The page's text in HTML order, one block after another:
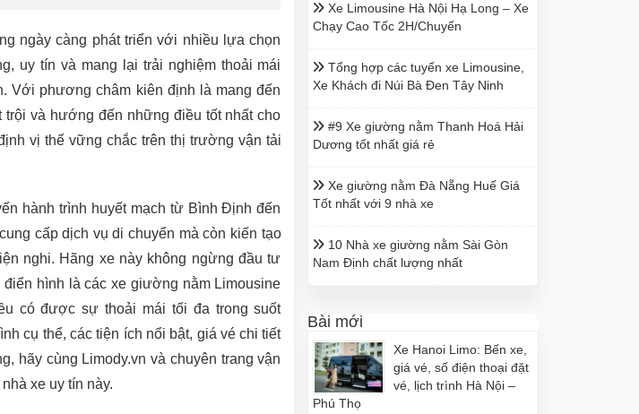
ngày càng phát triển với nhiều lựa chọn
uy tín và mang lại trải nghiệm thoải mái
Với phương châm kiên định là mang đến
và hướng đến những điều tốt nhất cho
vị thế vững chắc trên thị trường vận tải
hành trình huyết mạch từ Bình Định đến
cấp dịch vụ di chuyển mà còn kiến tạo
nghi. Hãng xe này không ngừng đầu tư
hình là các xe giường nằm Limousine
có được sự thoải mái tối đa trong suốt
cụ thể, các tiện ích nổi bật, giá vé chi tiết
hãy cùng Limody.vn và chuyên trang vận
xe uy tín này.
Xe Limousine Hà Nội Hạ Long – Xe
Chạy Cao Tốc 2H/Chuyến
Tổng hợp các tuyến xe Limousine,
Xe Khách đi Núi Bà Đen Tây Ninh
#9 Xe giường nằm Thanh Hoá Hải
Dương tốt nhất giá rẻ
Xe giường nằm Đà Nẵng Huế Giá
Tốt nhất với 9 nhà xe
10 Nhà xe giường nằm Sài Gòn
Nam Định chất lượng nhất
Bài mới
Xe Hanoi Limo: Bến xe,
giá vé, số điện thoại đặt
vé, lịch trình Hà Nội –
Phú Thọ